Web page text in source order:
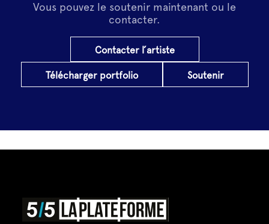
Vous pouvez le soutenir maintenant ou le
contacter.
Contacter l’artiste
Télécharger portfolio Soutenir